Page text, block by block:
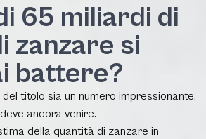
65 miliardi di
zanzare si
battere?
titolo sia un numero impressionante,
ancora venire.
della quantità di zanzare in